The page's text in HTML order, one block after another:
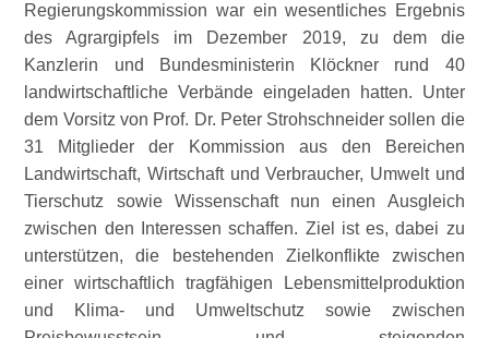
Regierungskommission war ein wesentliches Ergebnis
des Agrargipfels im Dezember 2019, zu dem die
Kanzlerin und Bundesministerin Klöckner rund 40
landwirtschaftliche Verbände eingeladen hatten. Unter
dem Vorsitz von Prof. Dr. Peter Strohschneider sollen die
31 Mitglieder der Kommission aus den Bereichen
Landwirtschaft, Wirtschaft und Verbraucher, Umwelt und
Tierschutz sowie Wissenschaft nun einen Ausgleich
zwischen den Interessen schaffen. Ziel ist es, dabei zu
unterstützen, die bestehenden Zielkonflikte zwischen
einer wirtschaftlich tragfähigen Lebensmittelproduktion
und Klima- und Umweltschutz sowie zwischen